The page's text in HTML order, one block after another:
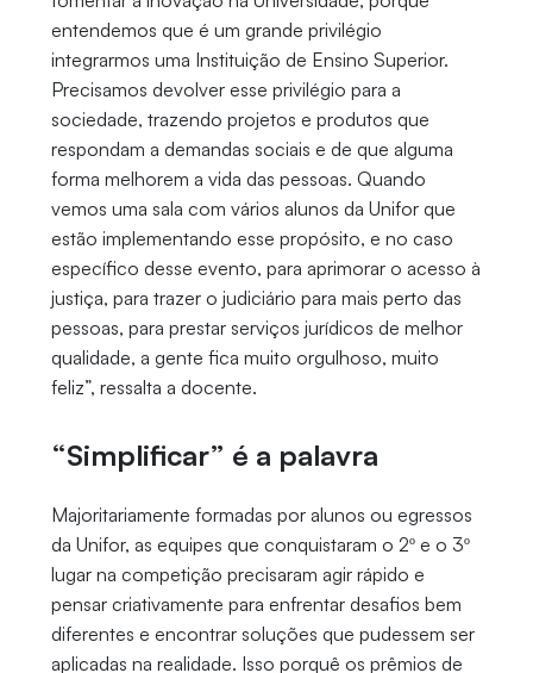
entendemos que é um grande privilégio
integrarmos uma Instituição de Ensino Superior.
Precisamos devolver esse privilégio para a
sociedade, trazendo projetos e produtos que
respondam a demandas sociais e de que alguma
forma melhorem a vida das pessoas. Quando
vemos uma sala com vários alunos da Unifor que
estão implementando esse propósito, e no caso
específico desse evento, para aprimorar o acesso à
justiça, para trazer o judiciário para mais perto das
pessoas, para prestar serviços jurídicos de melhor
qualidade, a gente fica muito orgulhoso, muito
feliz”, ressalta a docente.
“Simplificar” é a palavra
Majoritariamente formadas por alunos ou egressos
da Unifor, as equipes que conquistaram o 2º e o 3º
lugar na competição precisaram agir rápido e
pensar criativamente para enfrentar desafios bem
diferentes e encontrar soluções que pudessem ser
aplicadas na realidade. Isso porquê os prêmios de